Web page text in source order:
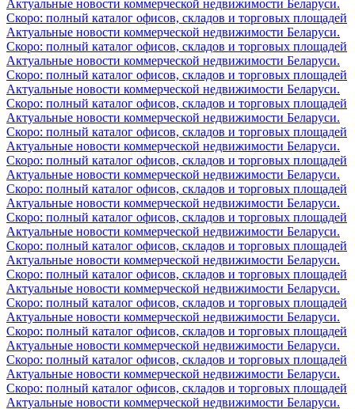
Актуальные новости коммерческой недвижимости Беларуси.
Скоро: полный каталог офисов, складов и торговых площадей
Актуальные новости коммерческой недвижимости Беларуси.
Скоро: полный каталог офисов, складов и торговых площадей
Актуальные новости коммерческой недвижимости Беларуси.
Скоро: полный каталог офисов, складов и торговых площадей
Актуальные новости коммерческой недвижимости Беларуси.
Скоро: полный каталог офисов, складов и торговых площадей
Актуальные новости коммерческой недвижимости Беларуси.
Скоро: полный каталог офисов, складов и торговых площадей
Актуальные новости коммерческой недвижимости Беларуси.
Скоро: полный каталог офисов, складов и торговых площадей
Актуальные новости коммерческой недвижимости Беларуси.
Скоро: полный каталог офисов, складов и торговых площадей
Актуальные новости коммерческой недвижимости Беларуси.
Скоро: полный каталог офисов, складов и торговых площадей
Актуальные новости коммерческой недвижимости Беларуси.
Скоро: полный каталог офисов, складов и торговых площадей
Актуальные новости коммерческой недвижимости Беларуси.
Скоро: полный каталог офисов, складов и торговых площадей
Актуальные новости коммерческой недвижимости Беларуси.
Скоро: полный каталог офисов, складов и торговых площадей
Актуальные новости коммерческой недвижимости Беларуси.
Скоро: полный каталог офисов, складов и торговых площадей
Актуальные новости коммерческой недвижимости Беларуси.
Скоро: полный каталог офисов, складов и торговых площадей
Актуальные новости коммерческой недвижимости Беларуси.
Скоро: полный каталог офисов, складов и торговых площадей
Актуальные новости коммерческой недвижимости Беларуси.